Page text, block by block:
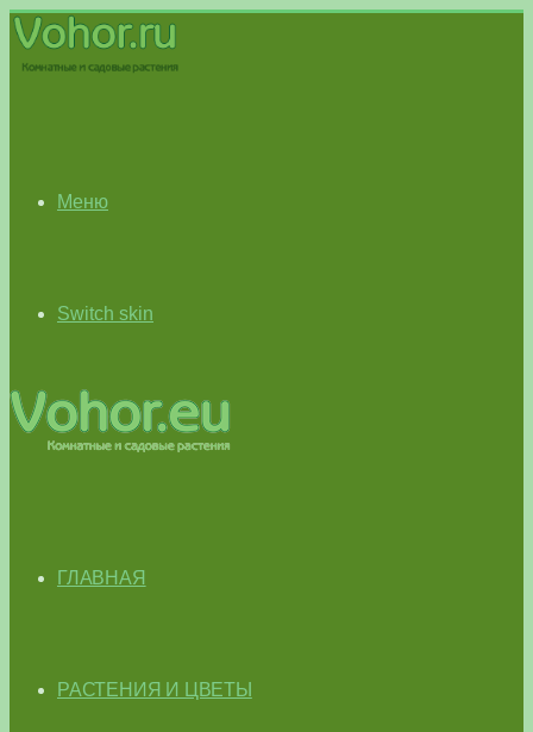
Меню
Switch skin
ГЛАВНАЯ
РАСТЕНИЯ И ЦВЕТЫ